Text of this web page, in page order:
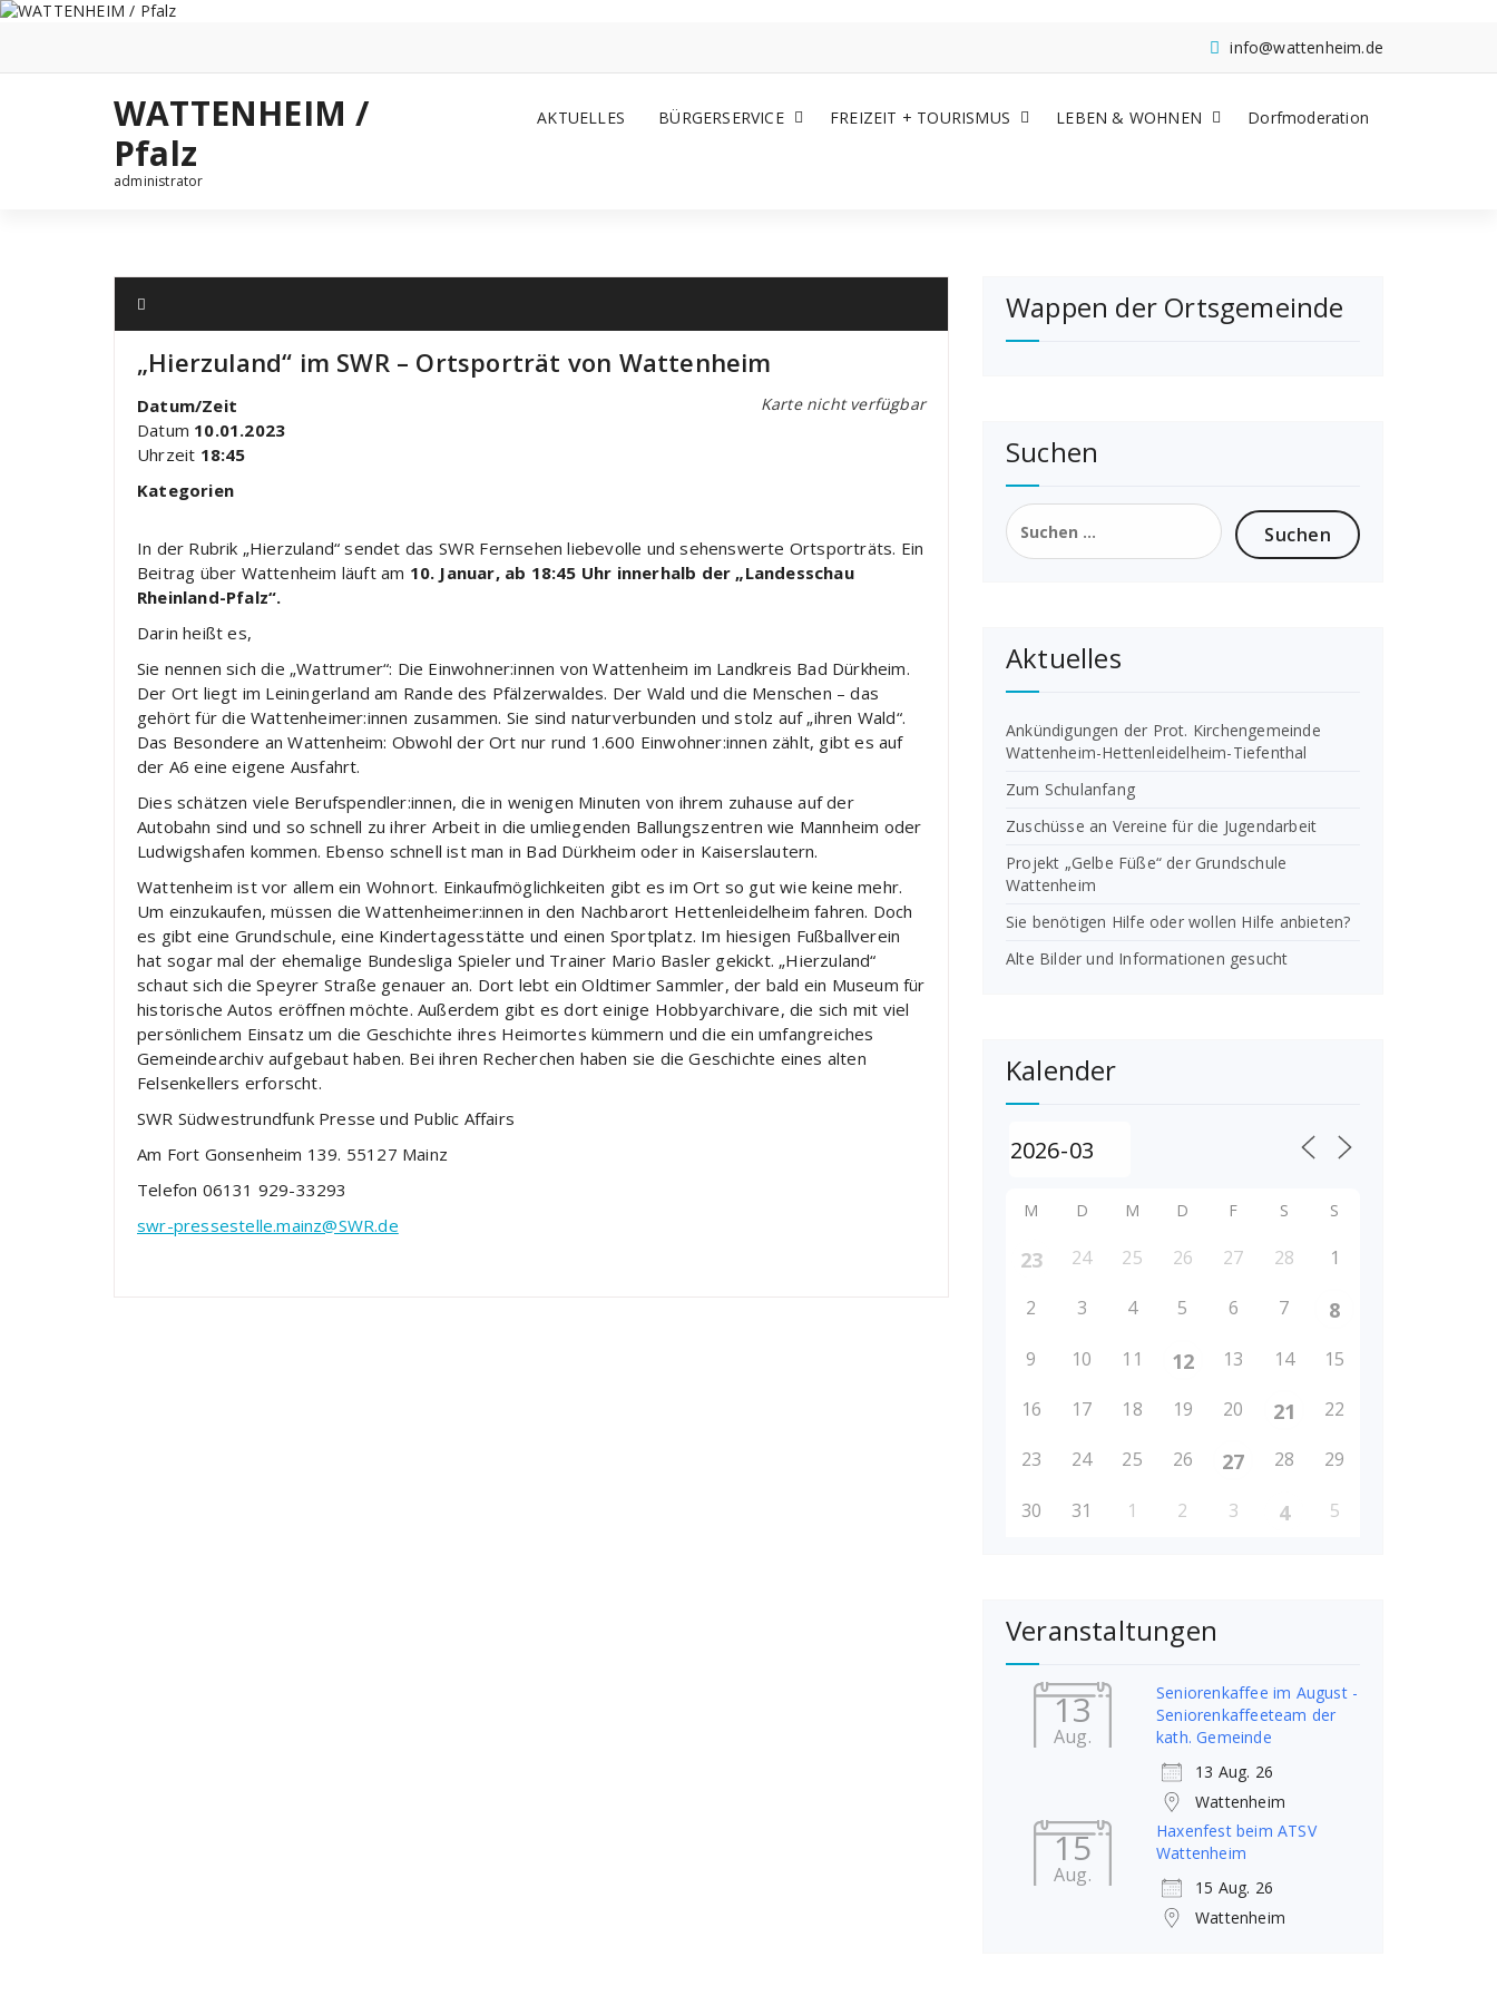
Zum
info@wattenheim.de
WATTENHEIM /
Pfalz
administrator
AKTUELLES BÜRGERSERVICE FREIZEIT + TOURISMUS LEBEN & WOHNEN Dorfmoderation
„Hierzuland“ im SWR – Ortsporträt von Wattenheim
Karte nicht verfügbar
Datum/Zeit
Datum 10.01.2023
Uhrzeit 18:45
Kategorien
In der Rubrik „Hierzuland“ sendet das SWR Fernsehen liebevolle und sehenswerte Ortsporträts. Ein
Beitrag über Wattenheim läuft am 10. Januar, ab 18:45 Uhr innerhalb der „Landesschau
Rheinland-Pfalz“.
Darin heißt es,
Sie nennen sich die „Wattrumer“: Die Einwohner:innen von Wattenheim im Landkreis Bad Dürkheim.
Der Ort liegt im Leiningerland am Rande des Pfälzerwaldes. Der Wald und die Menschen – das
gehört für die Wattenheimer:innen zusammen. Sie sind naturverbunden und stolz auf „ihren Wald“.
Das Besondere an Wattenheim: Obwohl der Ort nur rund 1.600 Einwohner:innen zählt, gibt es auf
der A6 eine eigene Ausfahrt.
Dies schätzen viele Berufspendler:innen, die in wenigen Minuten von ihrem zuhause auf der
Autobahn sind und so schnell zu ihrer Arbeit in die umliegenden Ballungszentren wie Mannheim oder
Ludwigshafen kommen. Ebenso schnell ist man in Bad Dürkheim oder in Kaiserslautern.
Wattenheim ist vor allem ein Wohnort. Einkaufmöglichkeiten gibt es im Ort so gut wie keine mehr.
Um einzukaufen, müssen die Wattenheimer:innen in den Nachbarort Hettenleidelheim fahren. Doch
es gibt eine Grundschule, eine Kindertagesstätte und einen Sportplatz. Im hiesigen Fußballverein
hat sogar mal der ehemalige Bundesliga Spieler und Trainer Mario Basler gekickt. „Hierzuland“
schaut sich die Speyrer Straße genauer an. Dort lebt ein Oldtimer Sammler, der bald ein Museum für
historische Autos eröffnen möchte. Außerdem gibt es dort einige Hobbyarchivare, die sich mit viel
persönlichem Einsatz um die Geschichte ihres Heimortes kümmern und die ein umfangreiches
Gemeindearchiv aufgebaut haben. Bei ihren Recherchen haben sie die Geschichte eines alten
Felsenkellers erforscht.
SWR Südwestrundfunk Presse und Public Affairs
Am Fort Gonsenheim 139. 55127 Mainz
Telefon 06131 929-33293
swr-pressestelle.mainz@SWR.de
Wappen der Ortsgemeinde
Suchen
Suchen
nach:
Aktuelles
Ankündigungen der Prot. Kirchengemeinde
Wattenheim-Hettenleidelheim-Tiefenthal
Zum Schulanfang
Zuschüsse an Vereine für die Jugendarbeit
Projekt „Gelbe Füße“ der Grundschule
Wattenheim
Sie benötigen Hilfe oder wollen Hilfe anbieten?
Alte Bilder und Informationen gesucht
Kalender
M D M D F S S
23 24 25 26 27 28 1
2 3 4 5 6 7 8
9 10 11 12 13 14 15
16 17 18 19 20 21 22
23 24 25 26 27 28 29
30 31 1 2 3 4 5
Veranstaltungen
13
Aug.
Seniorenkaffee im August -
Seniorenkaffeeteam der
kath. Gemeinde
13 Aug. 26
Wattenheim
15
Aug.
Haxenfest beim ATSV
Wattenheim
15 Aug. 26
Wattenheim